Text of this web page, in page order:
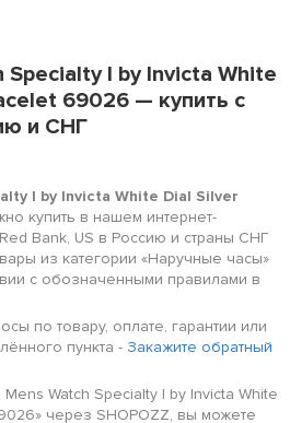
Specialty I by Invicta White
69026 — купить с
и СНГ
I by Invicta White Dial Silver
купить в нашем интернет-
Bank, US в Россию и страны СНГ
из категории «Наручные часы»
с обозначенными правилами в
по товару, оплате, гарантии или
пункта - Закажите обратный
Watch Specialty I by Invicta White
через SHOPOZZ, вы можете